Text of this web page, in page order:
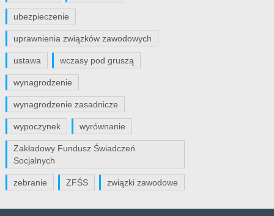
ubezpieczenie
uprawnienia związków zawodowych
ustawa wczasy pod gruszą
wynagrodzenie
wynagrodzenie zasadnicze
wypoczynek wyrównanie
Zakładowy Fundusz Świadczeń
Socjalnych
zebranie ZFŚS związki zawodowe